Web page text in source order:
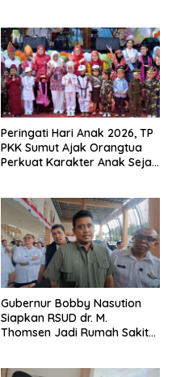
Peringati Hari Anak 2026, TP
PKK Sumut Ajak Orangtua
Perkuat Karakter Anak Sejak
Gubernur Bobby Nasution
Siapkan RSUD dr. M.
Thomsen Jadi Rumah Sakit